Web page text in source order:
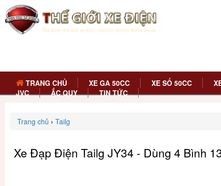
TRANG CHỦ XE GA 50CC XE SỐ 50CC
JVC
ẮC QUY TIN TỨC
Trang chủ › Tailg
Xe Đạp Điện Tailg JY34 - Dùng 4 Bình